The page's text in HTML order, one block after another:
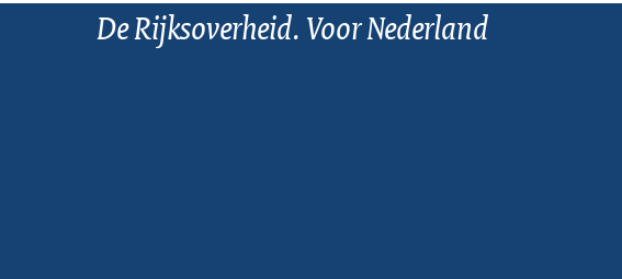
De Rijksoverheid. Voor Nederland